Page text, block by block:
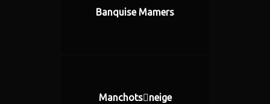
Banquise Mamers
Manchotsneige